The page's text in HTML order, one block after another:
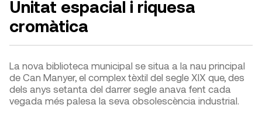
Unitat espacial i riquesa
cromàtica
La nova biblioteca municipal se situa a la nau principal
de Can Manyer, el complex tèxtil del segle XIX que, des
dels anys setanta del darrer segle anava fent cada
vegada més palesa la seva obsolescència industrial.